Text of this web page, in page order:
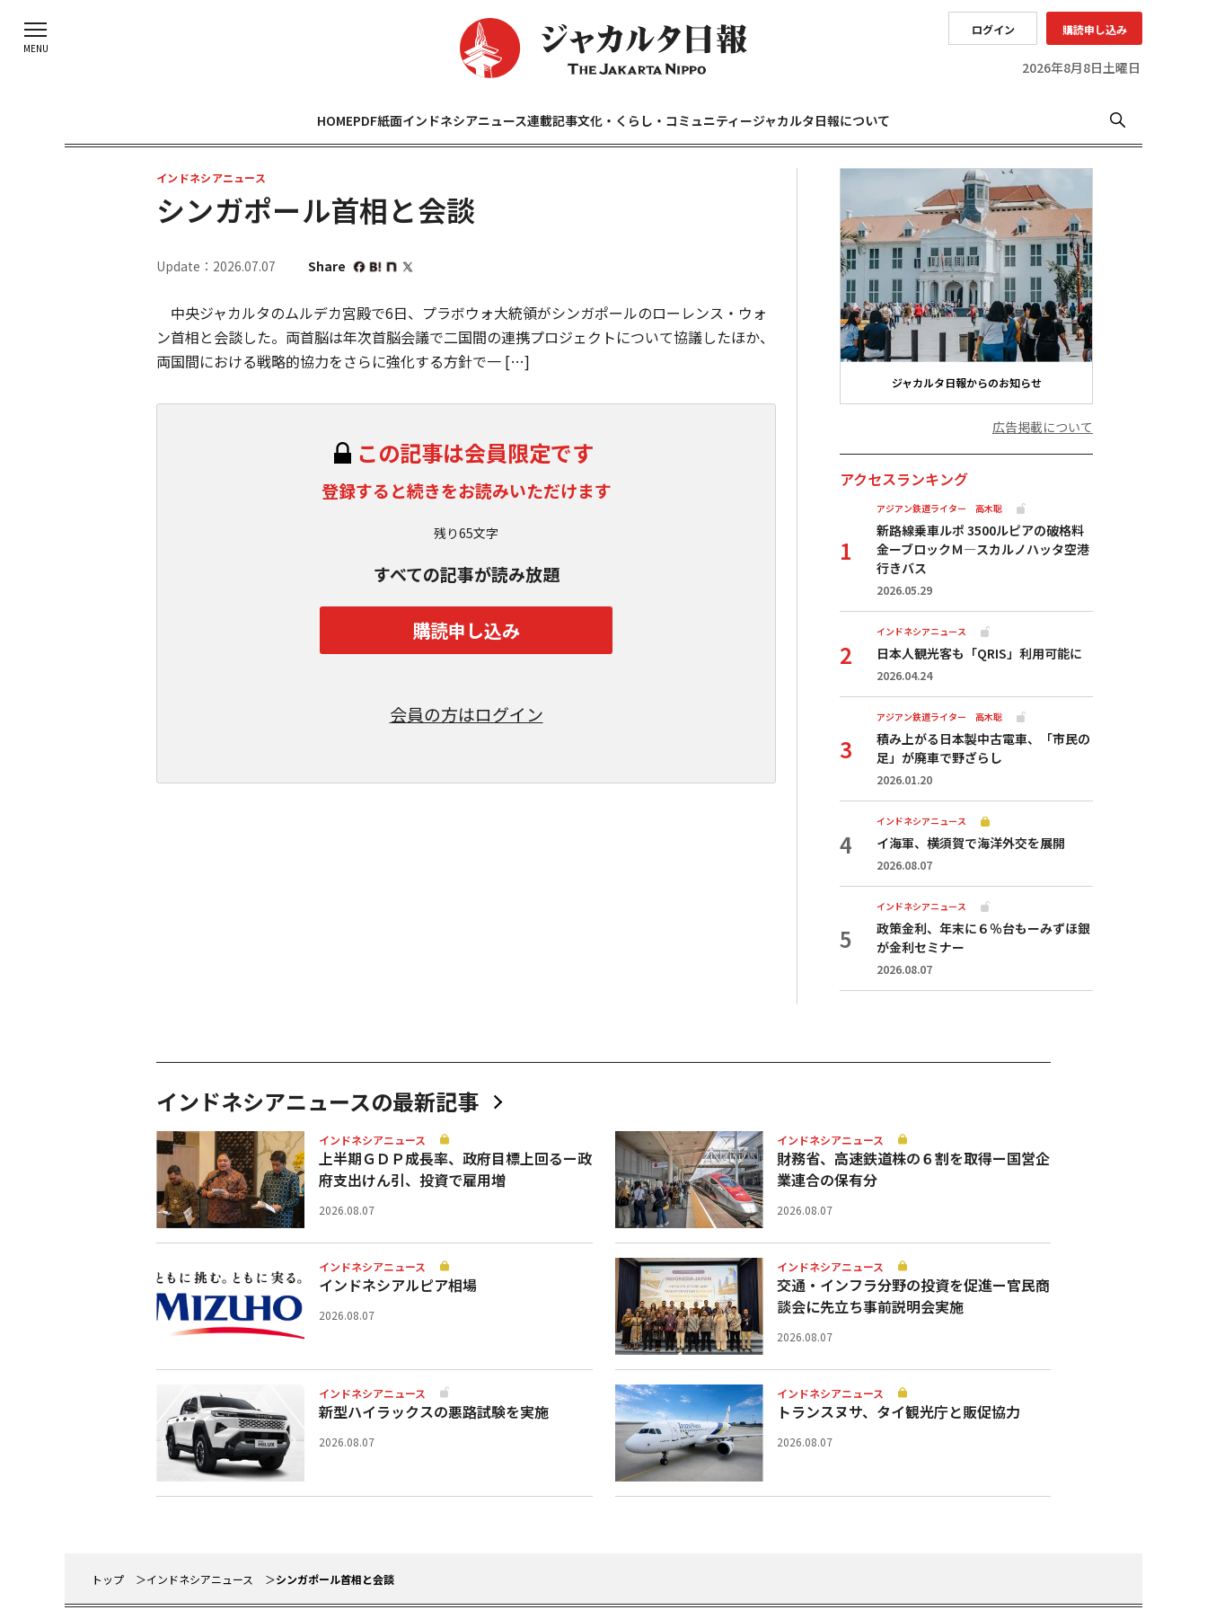
ログイン 購読申し込み
2026年8月8日土曜日
HOMEPDF紙面インドネシアニュース連載記事文化・くらし・コミュニティージャカルタ日報について
インドネシアニュース
シンガポール首相と会談
Update：2026.07.07 Share
中央ジャカルタのムルデカ宮殿で6日、プラボウォ大統領がシンガポールのローレンス・ウォ
ン首相と会談した。両首脳は年次首脳会議で二国間の連携プロジェクトについて協議したほか、
両国間における戦略的協力をさらに強化する方針で一 […]
この記事は会員限定です
登録すると続きをお読みいただけます
残り65文字
すべての記事が読み放題
購読申し込み
会員の方はログイン
ジャカルタ日報からのお知らせ
広告掲載について
アクセスランキング
アジアン鉄道ライター 高木聡
新路線乗車ルポ 3500ルピアの破格料
金ーブロックＭ―スカルノハッタ空港
行きバス
2026.05.29
インドネシアニュース
日本人観光客も「QRIS」利用可能に
2026.04.24
アジアン鉄道ライター 高木聡
積み上がる日本製中古電車、「市民の
足」が廃車で野ざらし
2026.01.20
インドネシアニュース
イ海軍、横須賀で海洋外交を展開
2026.08.07
インドネシアニュース
政策金利、年末に６％台もーみずほ銀
が金利セミナー
2026.08.07
インドネシアニュースの最新記事
インドネシアニュース
上半期ＧＤＰ成長率、政府目標上回るー政
府支出けん引、投資で雇用増
2026.08.07
インドネシアニュース
財務省、高速鉄道株の６割を取得ー国営企
業連合の保有分
2026.08.07
インドネシアニュース
インドネシアルピア相場
2026.08.07
インドネシアニュース
交通・インフラ分野の投資を促進ー官民商
談会に先立ち事前説明会実施
2026.08.07
インドネシアニュース
新型ハイラックスの悪路試験を実施
2026.08.07
インドネシアニュース
トランスヌサ、タイ観光庁と販促協力
2026.08.07
トップ インドネシアニュース シンガポール首相と会談